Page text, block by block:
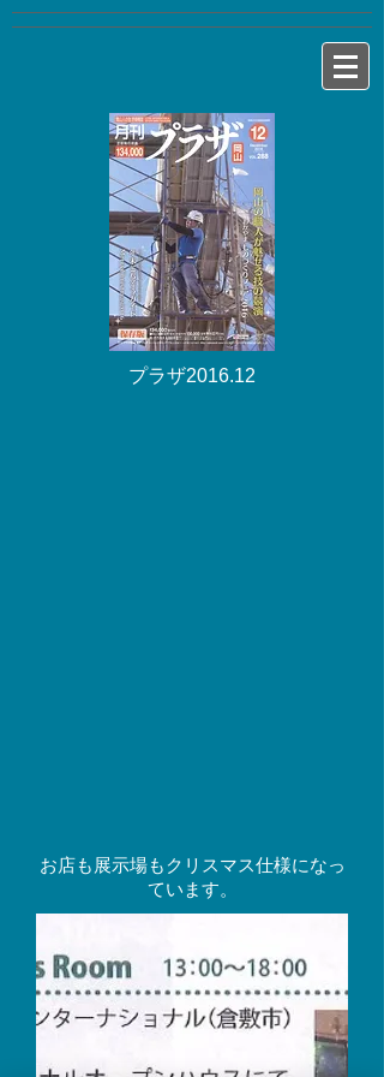
プラザ2016.12
​お店も展示場もクリスマス仕様になっ
ています。